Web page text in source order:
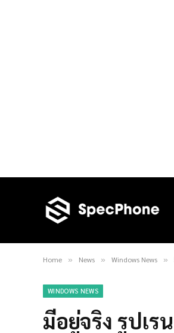
Home » News » Windows News »
WINDOWS NEWS
มีอยู่จริง รูปเร